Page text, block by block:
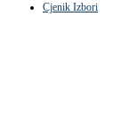
Cjenik Izbori